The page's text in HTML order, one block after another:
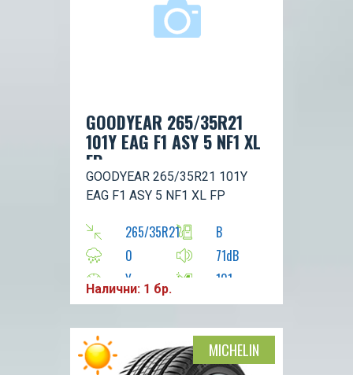
GOODYEAR 265/35R21
101Y EAG F1 ASY 5 NF1 XL
FP
GOODYEAR 265/35R21 101Y
EAG F1 ASY 5 NF1 XL FP
265/35R21
B
0
71dB
Y
101
Налични: 1 бр.
MICHELIN